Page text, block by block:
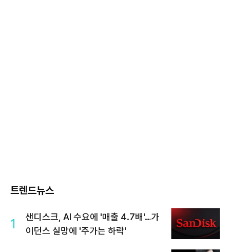
트렌드뉴스
1
샌디스크, AI 수요에 '매출 4.7배'…가
이던스 실망에 '주가는 하락'